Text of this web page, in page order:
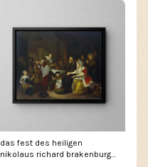
das fest des heiligen
nikolaus richard brakenburgh